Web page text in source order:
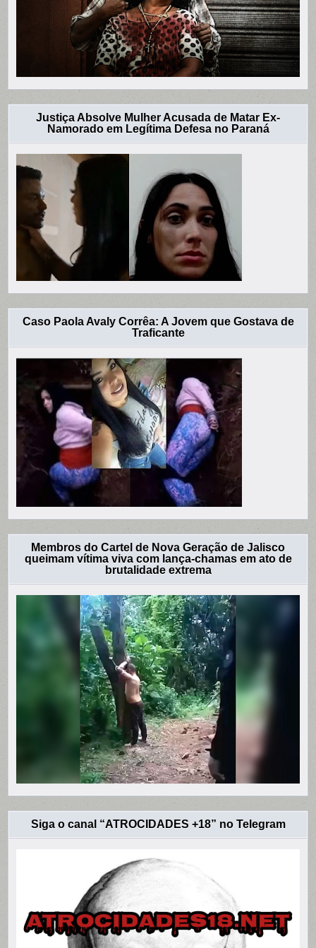
Justiça Absolve Mulher Acusada de Matar Ex-
Namorado em Legítima Defesa no Paraná
Caso Paola Avaly Corrêa: A Jovem que Gostava de
Traficante
Membros do Cartel de Nova Geração de Jalisco
queimam vítima viva com lança-chamas em ato de
brutalidade extrema
Siga o canal “ATROCIDADES +18” no Telegram